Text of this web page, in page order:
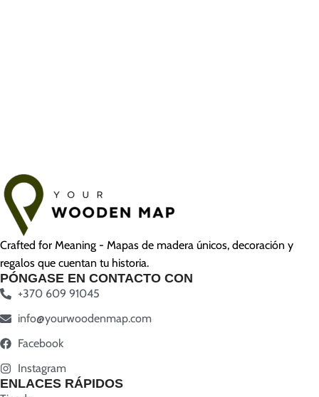
Crafted for Meaning - Mapas de madera únicos, decoración y
regalos que cuentan tu historia.
PÓNGASE EN CONTACTO CON
+370 609 91045
info@yourwoodenmap.com
Facebook
Instagram
ENLACES RÁPIDOS